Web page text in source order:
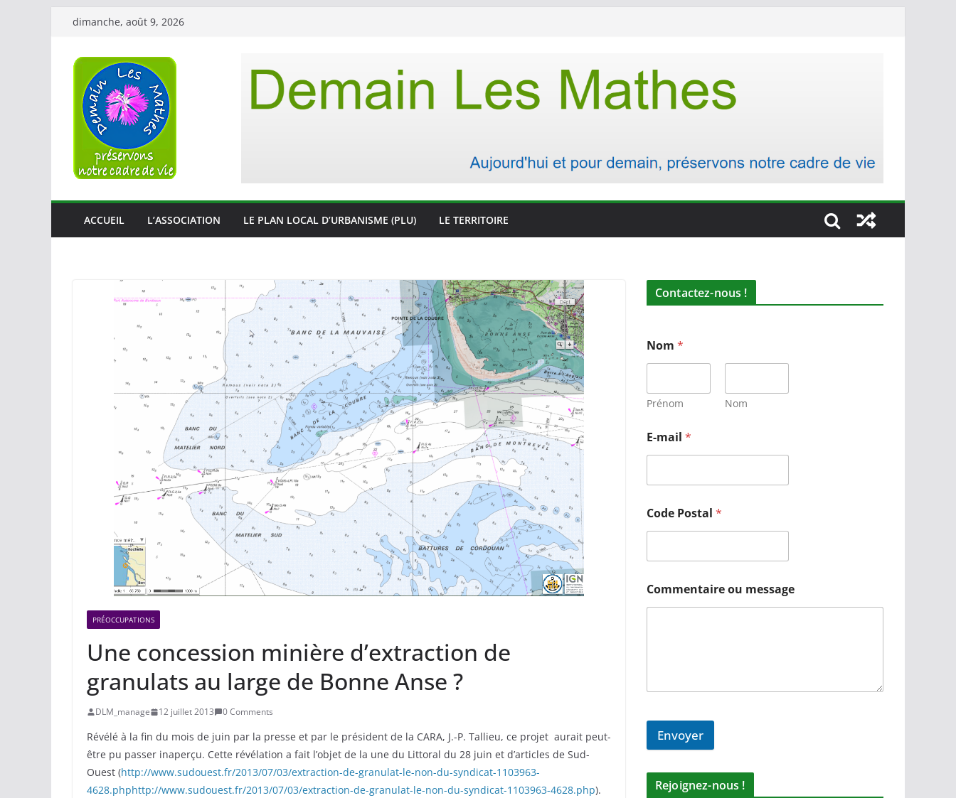
Passer
contenu
dimanche, août 9, 2026
ACCUEIL L’ASSOCIATION LE PLAN LOCAL D’URBANISME (PLU) LE TERRITOIRE
PRÉOCCUPATIONS
Une concession minière d’extraction de
granulats au large de Bonne Anse ?
DLM_manage 12 juillet 2013 0 Comments
Révélé à la fin du mois de juin par la presse et par le président de la CARA, J.-P. Tallieu, ce projet aurait peut-
être pu passer inaperçu. Cette révélation a fait l’objet de la une du Littoral du 28 juin et d’articles de Sud-
Ouest (http://www.sudouest.fr/2013/07/03/extraction-de-granulat-le-non-du-syndicat-1103963-
4628.phphttp://www.sudouest.fr/2013/07/03/extraction-de-granulat-le-non-du-syndicat-1103963-4628.php).
Contactez-nous !
Nom *
Prénom Nom
E-mail *
Code Postal *
Commentaire ou message
Envoyer
Rejoignez-nous !